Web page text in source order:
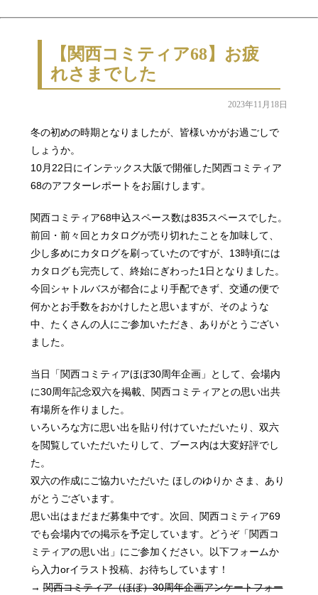
【関西コミティア68】お疲
れさまでした
2023年11月18日
冬の初めの時期となりましたが、皆様いかがお過ごしで
しょうか。
10月22日にインテックス大阪で開催した関西コミティア
68のアフターレポートをお届けします。
関西コミティア68申込スペース数は835スペースでした。
前回・前々回とカタログが売り切れたことを加味して、
少し多めにカタログを刷っていたのですが、13時頃には
カタログも完売して、終始にぎわった1日となりました。
今回シャトルバスが都合により手配できず、交通の便で
何かとお手数をおかけしたと思いますが、そのような
中、たくさんの人にご参加いただき、ありがとうござい
ました。
当日「関西コミティアほぼ30周年企画」として、会場内
に30周年記念双六を掲載、関西コミティアとの思い出共
有場所を作りました。
いろいろな方に思い出を貼り付けていただいたり、双六
を閲覧していただいたりして、ブース内は大変好評でし
た。
双六の作成にご協力いただいた ほしのゆりか さま、あり
がとうございます。
思い出はまだまだ募集中です。次回、関西コミティア69
でも会場内での掲示を予定しています。どうぞ「関西コ
ミティアの思い出」にご参加ください。以下フォームか
ら入力orイラスト投稿、お待ちしています！
→関西コミティア（ほぼ）30周年企画アンケートフォー